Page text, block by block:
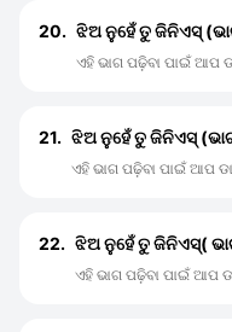
20. ଝିଅ ନୁହେଁ ତୁ ଜିନିଏସ୍
ଏହି ଭାଗ ପଢ଼ିବା ପାଇଁ ଆପ
21. ଝିଅ ନୁହେଁ ତୁ ଜିନିଏସ୍
ଏହି ଭାଗ ପଢ଼ିବା ପାଇଁ ଆପ
22. ଝିଅ ନୁହେଁ ତୁ ଜିନିଏସ୍(
ଏହି ଭାଗ ପଢ଼ିବା ପାଇଁ ଆପ